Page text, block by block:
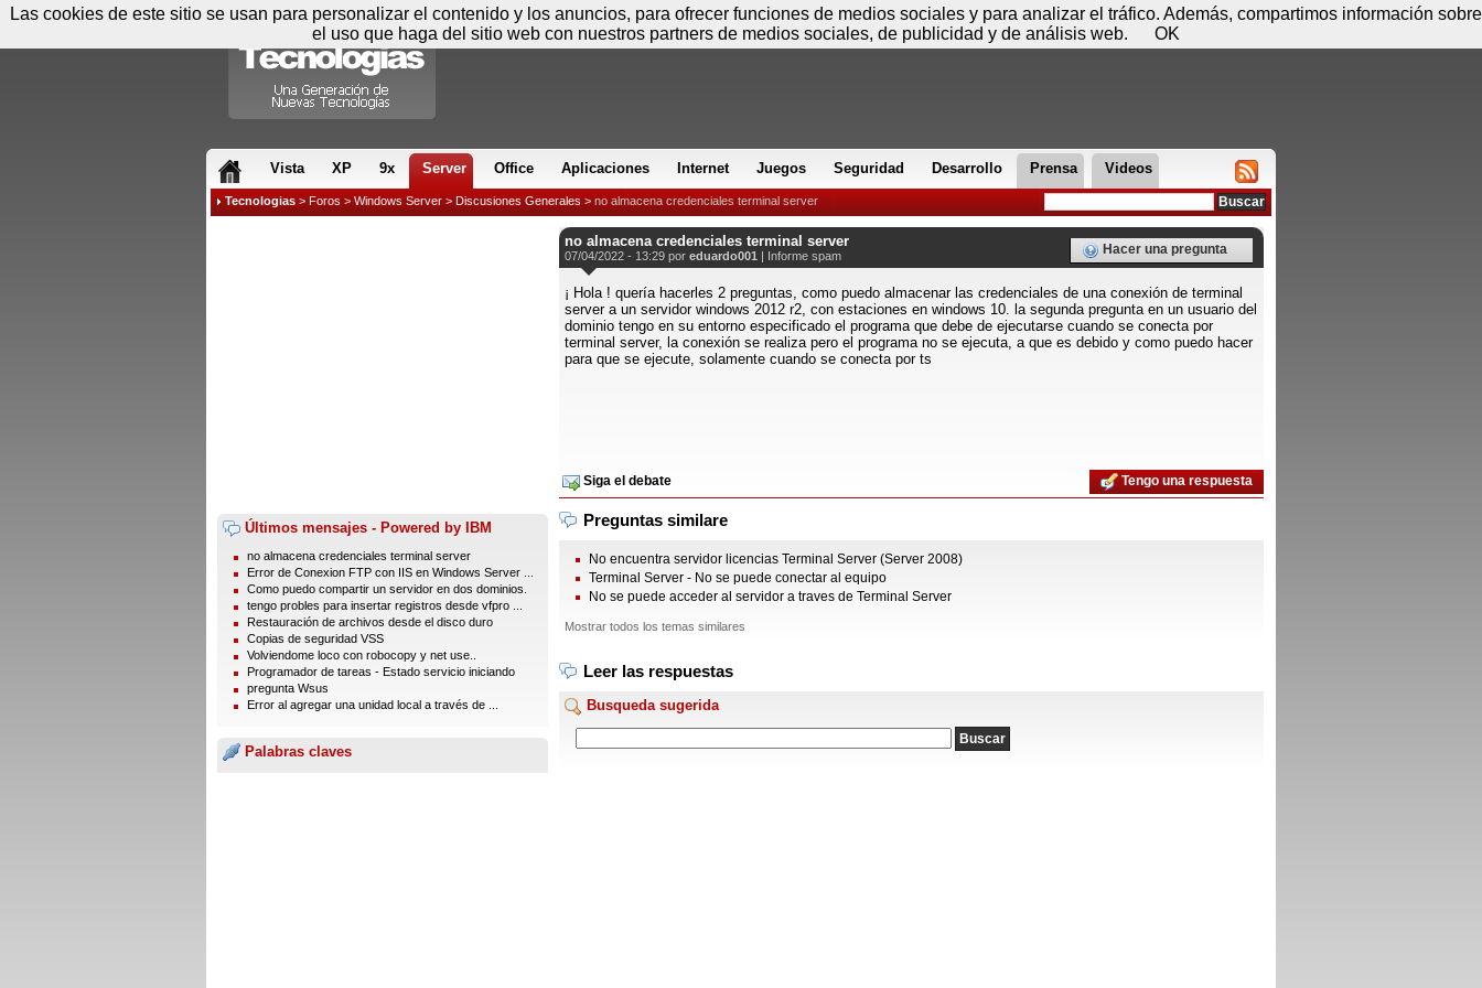
Vista XP 9x Server Office Aplicaciones Internet Juegos Seguridad Desarrollo Prensa Videos
Tecnologias > Foros > Windows Server > Discusiones Generales > no almacena credenciales terminal server
Últimos mensajes - Powered by IBM
no almacena credenciales terminal server
Error de Conexion FTP con IIS en Windows Server ...
Como puedo compartir un servidor en dos dominios.
tengo probles para insertar registros desde vfpro ...
Restauración de archivos desde el disco duro
Copias de seguridad VSS
Volviendome loco con robocopy y net use..
Programador de tareas - Estado servicio iniciando
pregunta Wsus
Error al agregar una unidad local a través de ...
Palabras claves
no almacena credenciales terminal server
07/04/2022 - 13:29 por eduardo001 | Informe spam Hacer una pregunta
¡ Hola ! quería hacerles 2 preguntas, como puedo almacenar las credenciales de una conexión de terminal
server a un servidor windows 2012 r2, con estaciones en windows 10. la segunda pregunta en un usuario del
dominio tengo en su entorno especificado el programa que debe de ejecutarse cuando se conecta por
terminal server, la conexión se realiza pero el programa no se ejecuta, a que es debido y como puedo hacer
para que se ejecute, solamente cuando se conecta por ts
Siga el debate Tengo una respuesta
Preguntas similare
No encuentra servidor licencias Terminal Server (Server 2008)
Terminal Server - No se puede conectar al equipo
No se puede acceder al servidor a traves de Terminal Server
Mostrar todos los temas similares
Leer las respuestas
Busqueda sugerida
Viernes 07 de agosto - 14:42 Registrar Conectar
Las cookies de este sitio se usan para personalizar el contenido y los anuncios, para ofrecer funciones de medios sociales y para analizar el tráfico. Además, compartimos información sobre
el uso que haga del sitio web con nuestros partners de medios sociales, de publicidad y de análisis web.
OK